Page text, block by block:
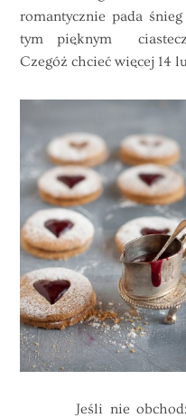
romantycznie pada
tym pięknym
Czegóż chcieć więcej 14
Jeśli nie